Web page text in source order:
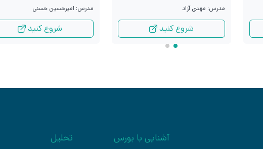
مدرس: مهدی آزاد
شروع کنید
مدرس: امیرحسین حسنی
شروع کنید
آشنایی با بورس تحلیل